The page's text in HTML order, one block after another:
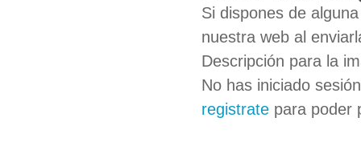
Si dispones de
nuestra web al
Descripción para la
No has iniciado
registrate para poder